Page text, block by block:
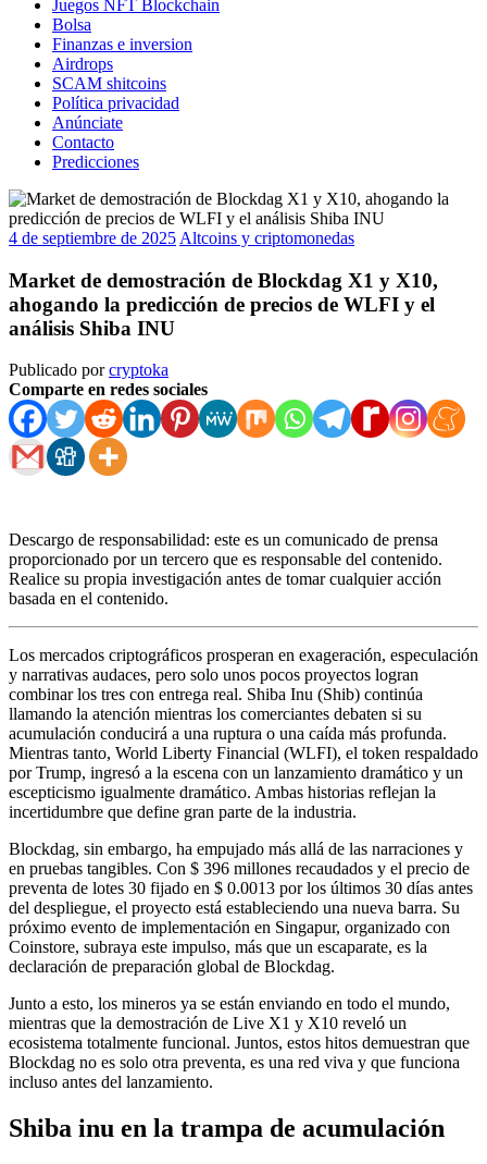
Juegos NFT Blockchain
Bolsa
Finanzas e inversion
Airdrops
SCAM shitcoins
Política privacidad
Anúnciate
Contacto
Predicciones
4 de septiembre de 2025 Altcoins y criptomonedas
Market de demostración de Blockdag X1 y X10,
ahogando la predicción de precios de WLFI y el
análisis Shiba INU
Publicado porcryptoka
Comparte en redes sociales
Descargo de responsabilidad: este es un comunicado de prensa
proporcionado por un tercero que es responsable del contenido.
Realice su propia investigación antes de tomar cualquier acción
basada en el contenido.
Los mercados criptográficos prosperan en exageración, especulación
y narrativas audaces, pero solo unos pocos proyectos logran
combinar los tres con entrega real. Shiba Inu (Shib) continúa
llamando la atención mientras los comerciantes debaten si su
acumulación conducirá a una ruptura o una caída más profunda.
Mientras tanto, World Liberty Financial (WLFI), el token respaldado
por Trump, ingresó a la escena con un lanzamiento dramático y un
escepticismo igualmente dramático. Ambas historias reflejan la
incertidumbre que define gran parte de la industria.
Blockdag, sin embargo, ha empujado más allá de las narraciones y
en pruebas tangibles. Con $ 396 millones recaudados y el precio de
preventa de lotes 30 fijado en $ 0.0013 por los últimos 30 días antes
del despliegue, el proyecto está estableciendo una nueva barra. Su
próximo evento de implementación en Singapur, organizado con
Coinstore, subraya este impulso, más que un escaparate, es la
declaración de preparación global de Blockdag.
Junto a esto, los mineros ya se están enviando en todo el mundo,
mientras que la demostración de Live X1 y X10 reveló un
ecosistema totalmente funcional. Juntos, estos hitos demuestran que
Blockdag no es solo otra preventa, es una red viva y que funciona
incluso antes del lanzamiento.
Shiba inu en la trampa de acumulación